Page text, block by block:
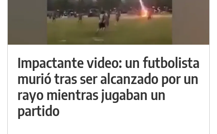
Impactante video: un futbolista
murió tras ser alcanzado por un
rayo mientras jugaban un
partido